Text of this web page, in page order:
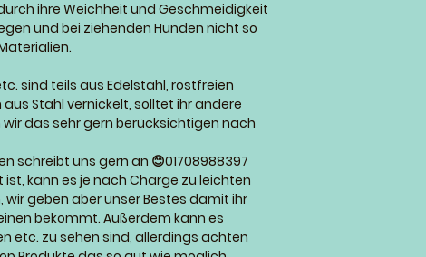
ihre Weichheit und Geschmeidigkeit
und bei ziehenden Hunden nicht so
sind teils aus Edelstahl, rostfreien
aus Stahl vernickelt, solltet ihr andere
das sehr gern berücksichtigen nach
schreibt uns gern an 😊01708988397
kann es je nach Charge zu leichten
geben aber unser Bestes damit ihr
bekommt. Außerdem kann es
etc. zu sehen sind, allerdings achten